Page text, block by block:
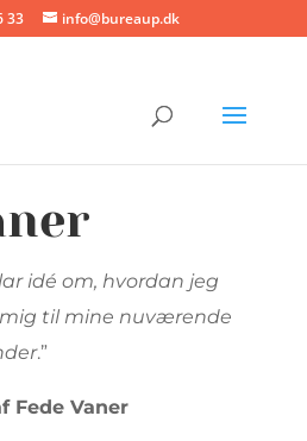
33 info@bureaup.dk
idé om, hvordan jeg
til mine nuværende
.”
Fede Vaner